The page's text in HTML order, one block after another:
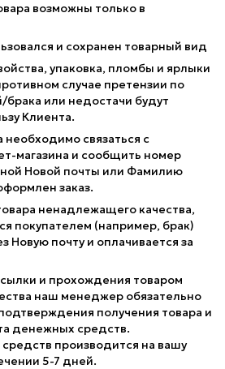
возможны только в
и сохранен товарный вид
упаковка, пломбы и ярлыки
случае претензии по
или недостачи будут
Клиента.
необходимо связаться с
магазина и сообщить номер
Новой почты или Фамилию
заказ.
ненадлежащего качества,
покупателем (например, брак)
Новую почту и оплачивается за
и прохождения товаром
наш менеджер обязательно
получения товара и
денежных средств.
производится на вашу
5-7 дней.